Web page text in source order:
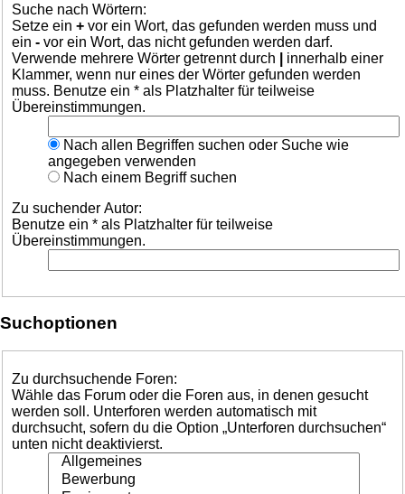
Suche nach Wörtern:
Setze ein + vor ein Wort, das gefunden werden muss und
ein - vor ein Wort, das nicht gefunden werden darf.
Verwende mehrere Wörter getrennt durch
innerhalb einer
Klammer, wenn nur eines der Wörter gefunden werden
muss. Benutze ein * als Platzhalter für teilweise
Übereinstimmungen.
Nach allen Begriffen suchen oder Suche wie
angegeben verwenden
Nach einem Begriff suchen
Zu suchender Autor:
Benutze ein * als Platzhalter für teilweise
Übereinstimmungen.
Suchoptionen
Zu durchsuchende Foren:
Wähle das Forum oder die Foren aus, in denen gesucht
werden soll. Unterforen werden automatisch mit
durchsucht, sofern du die Option „Unterforen durchsuchen“
unten nicht deaktivierst.